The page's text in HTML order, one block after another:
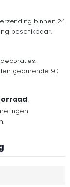
binnen 24
beschikbaar.
gedurende 90